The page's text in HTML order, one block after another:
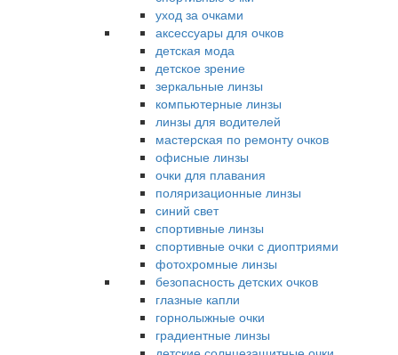
уход за очками
аксессуары для очков
детская мода
детское зрение
зеркальные линзы
компьютерные линзы
линзы для водителей
мастерская по ремонту очков
офисные линзы
очки для плавания
поляризационные линзы
синий свет
спортивные линзы
спортивные очки с диоптриями
фотохромные линзы
безопасность детских очков
глазные капли
горнолыжные очки
градиентные линзы